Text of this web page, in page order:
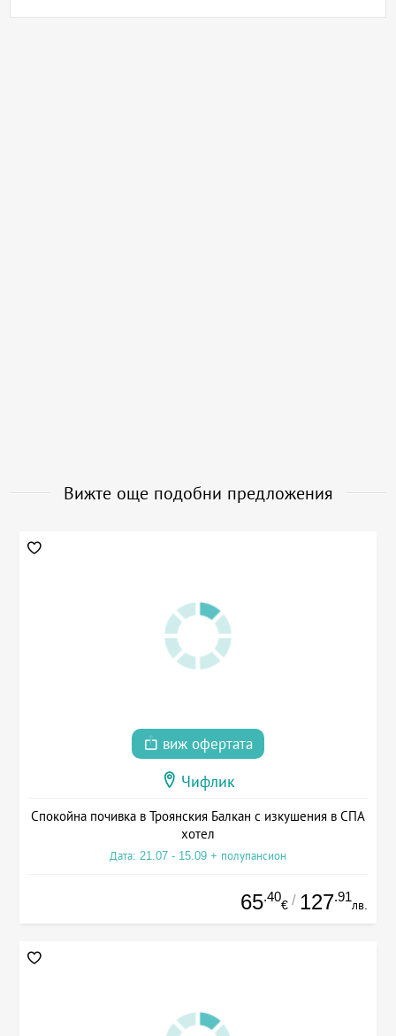
Вижте още подобни предложения
виж офертата
Чифлик
Спокойна почивка в Троянския Балкан с изкушения в СПА
хотел
Дата: 21.07 - 15.09 + полупансион
65.40
€ / 127.91
лв.